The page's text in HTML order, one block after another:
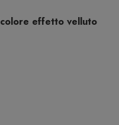
effetto velluto